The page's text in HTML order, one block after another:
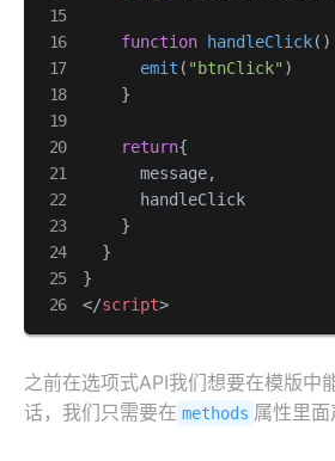
function handleClick(
emit ( "btnClick" )
    }
return{
      message,
      handleClick
    }
  }
</script>
之前在选项式API我们想要在模版中
话，我们只需要在 methods 属性里面